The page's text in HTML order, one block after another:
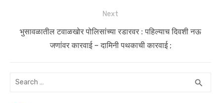
Next
Next
भुसावळातील टवाळखोर पोलिसांच्या रडारवर : पहिल्याच दिवशी नऊ
जणांवर कारवाई – दामिनी पथकाची कारवाई ;
Search
search